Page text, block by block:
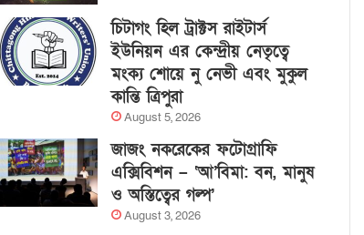
চিটাগং হিল ট্রাক্টস রাইটার্স
ইউনিয়ন এর কেন্দ্রীয় নেতৃত্বে
মংক্য শোয়ে নু নেভী এবং মুকুল
কান্তি ত্রিপুরা
August 5, 2026
জাজং নকরেকের ফটোগ্রাফি
এক্সিবিশন – ‘আ’বিমা: বন, মানুষ
ও অস্তিত্বের গল্প’
August 3, 2026